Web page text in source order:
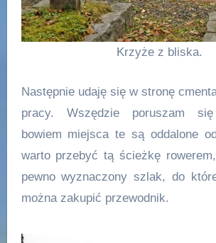
Krzyże z bliska.
Następnie udaję się w stronę
pracy. Wszędzie poruszam się
bowiem miejsca te są oddalone
warto przebyć tą ścieżkę
pewno wyznaczony szlak, do
można zakupić przewodnik.